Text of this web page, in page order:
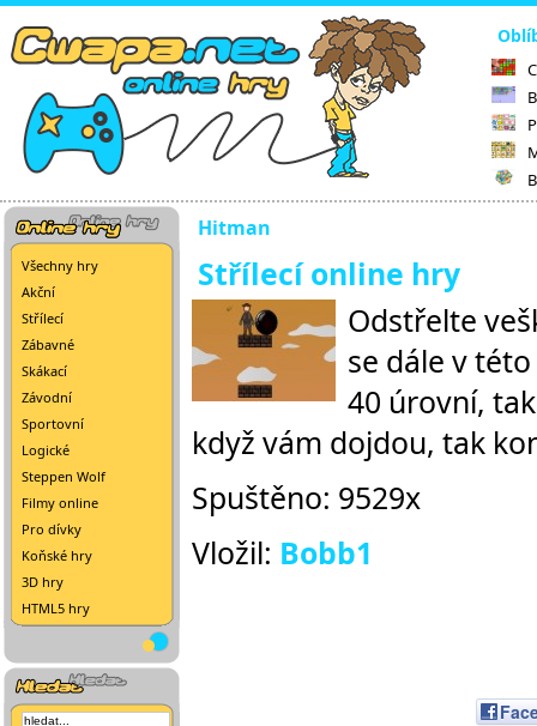
Všechny hry
Akční
Střílecí
Zábavné
Skákací
Závodní
Sportovní
Logické
Steppen Wolf
Filmy online
Pro dívky
Koňské hry
3D hry
HTML5 hry
Hitman
Střílecí online hry
Odstřelte
se dále v
40 úrovní,
když vám dojdou, tak
Spuštěno: 9529x
Vložil: Bobb1